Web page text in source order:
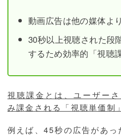
動画広告は他の媒体よ
30秒以上視聴された段
するため効率的「視聴
視聴課金とは、ユーザー
み課金される「視聴単価制
例えば、45秒の広告があっ